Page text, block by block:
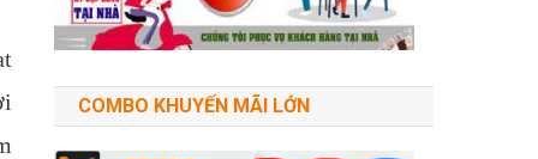
COMBO KHUYẾN MÃI LỚN